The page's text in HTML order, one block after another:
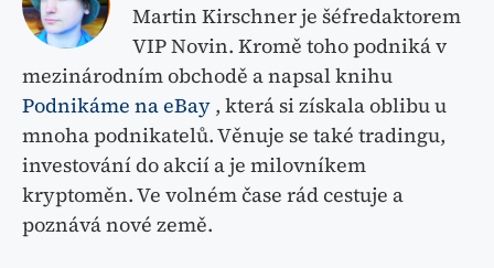
Martin Kirschner je šéfredaktorem
VIP Novin. Kromě toho podniká v
mezinárodním obchodě a napsal knihu
Podnikáme na eBay , která si získala oblibu u
mnoha podnikatelů. Věnuje se také tradingu,
investování do akcií a je milovníkem
kryptoměn. Ve volném čase rád cestuje a
poznává nové země.